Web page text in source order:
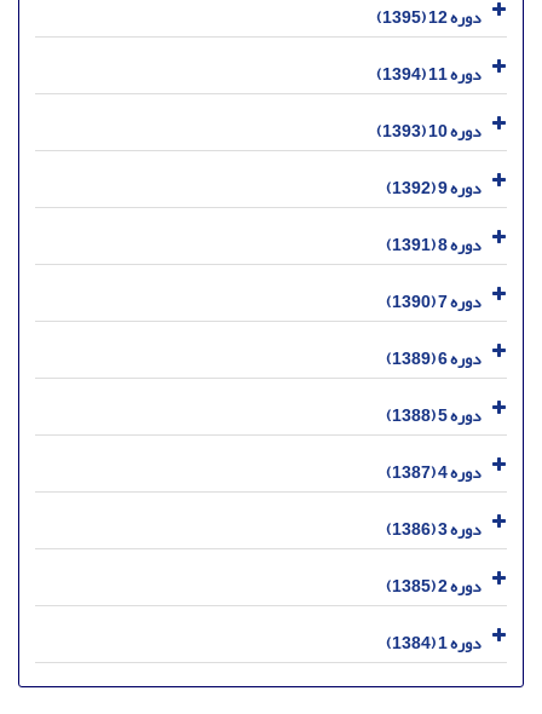
دوره 12 (1395)
دوره 11 (1394)
دوره 10 (1393)
دوره 9 (1392)
دوره 8 (1391)
دوره 7 (1390)
دوره 6 (1389)
دوره 5 (1388)
دوره 4 (1387)
دوره 3 (1386)
دوره 2 (1385)
دوره 1 (1384)